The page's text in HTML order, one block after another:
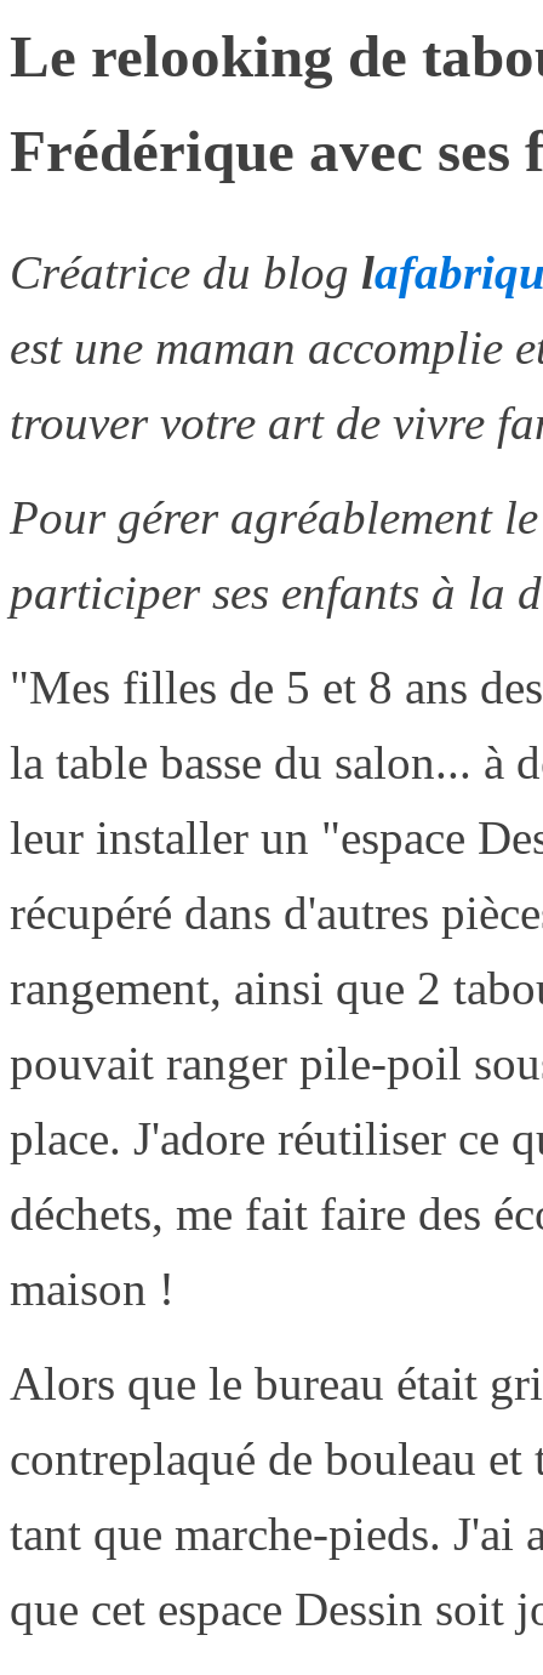
Le relooking de
Frédérique avec ses
Créatrice du blog l
est une maman accomplie
trouver votre art de vivre
Pour gérer agréablement
participer ses enfants à la
"Mes filles de 5 et 8 ans
la table basse du salon... à
leur installer un "espace
récupéré dans d'autres
rangement, ainsi que 2
pouvait ranger pile-poil
place. J'adore réutiliser ce
déchets, me fait faire des
maison !
Alors que le bureau était
contreplaqué de bouleau
tant que marche-pieds. J'ai
que cet espace Dessin soit